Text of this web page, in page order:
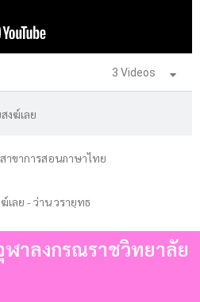
3 Videos
งฆ์เลย
าขาการสอนภาษาไทย
เลย - ว่าน วรายุทธ
าลงกรณราชวิทยาลัย